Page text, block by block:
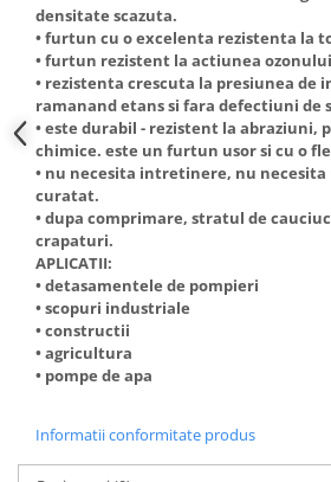
Truse de scule
Truse de lipit PPR
Ventuze cu brate pentru transport
Vibratoare beton
Masini de spalat rufe cu uscator
Uscatoare de rufe
Masini de facut paine
Pachete electrocasnice
incorporabile
Seturi oale
SANDWICH MAKER
Storcatoare de fructe
Televizoare
densitate scazuta.
• furtun cu o excelenta rezistenta la
• furtun rezistent la actiunea
• rezistenta crescuta la presiunea de
ramanand etans si fara defectiuni de
• este durabil - rezistent la abraziuni,
chimice. este un furtun usor si cu o
• nu necesita intretinere, nu necesita
curatat.
• dupa comprimare, stratul de
crapaturi.
APLICATII:
• detasamentele de pompieri
• scopuri industriale
• constructii
• agricultura
• pompe de apa
Informatii conformitate produs